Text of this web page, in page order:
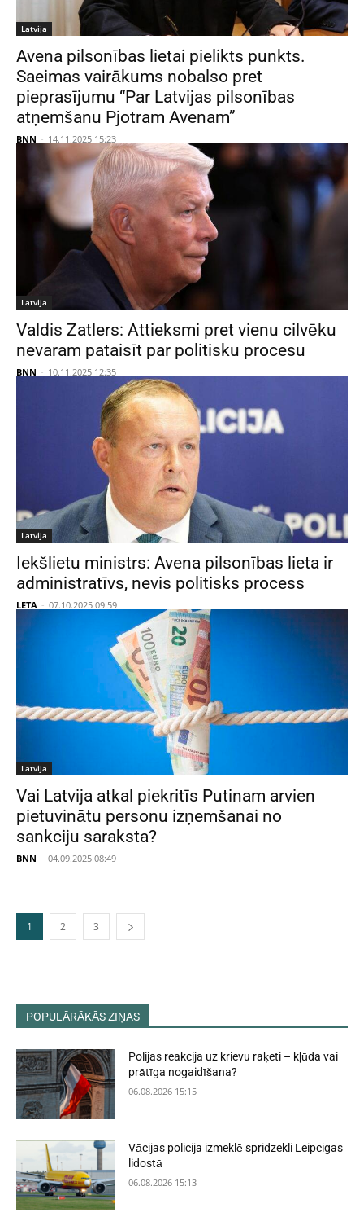
Latvija
Avena pilsonības lietai pielikts punkts.
Saeimas vairākums nobalso pret
pieprasījumu “Par Latvijas pilsonības
atņemšanu Pjotram Avenam”
BNN - 14.11.2025 15:23
Latvija
Valdis Zatlers: Attieksmi pret vienu cilvēku
nevaram pataisīt par politisku procesu
BNN - 10.11.2025 12:35
Latvija
Iekšlietu ministrs: Avena pilsonības lieta ir
administratīvs, nevis politisks process
LETA - 07.10.2025 09:59
Latvija
Vai Latvija atkal piekritīs Putinam arvien
pietuvinātu personu izņemšanai no
sankciju saraksta?
BNN - 04.09.2025 08:49
1 2 3
POPULĀRĀKĀS ZIŅAS
Polijas reakcija uz krievu raķeti – kļūda vai
prātīga nogaidīšana?
06.08.2026 15:15
Vācijas policija izmeklē spridzekli Leipcigas
lidostā
06.08.2026 15:13